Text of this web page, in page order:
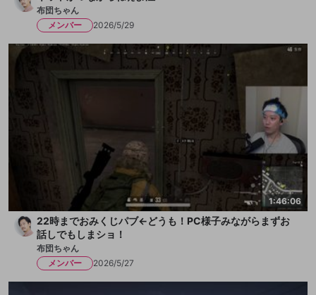
布団ちゃん
メンバー
2026/5/29
1:46:06
22時までおみくじパブ←どうも！PC様子みながらまずお
話しでもしまショ！
布団ちゃん
メンバー
2026/5/27